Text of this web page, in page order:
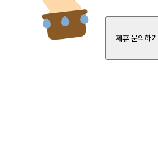
제휴 문의하기